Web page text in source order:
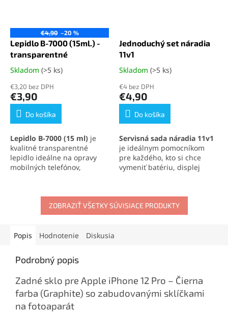
€4,90 –20 %
Lepidlo B-7000 (15ml.) -
transparentné
Priemerné
produktu
je
5,0
hviezdičiek.
Skladom (>5 ks)
€3,20 bez DPH
€3,90
Do košíka
Lepidlo B-7000 (15 ml) je
kvalitné transparentné
lepidlo ideálne na opravy
mobilných telefónov,
no pružný spoj, ktorý
odoláva otrasom, vode aj
oderu. Vďaka presnej
jednoducho nanáša aj na
Jednoduchý set náradia
11v1
Priemerné
produktu
je
5,0
hviezdičiek.
Skladom (>5 ks)
€4 bez DPH
€4,90
Do košíka
Servisná sada náradia 11v1
je ideálnym pomocníkom
pre každého, kto si chce
vymeniť batériu, displej
Obsahuje skrutkovače,
otváracie nástroje, prísavku
aj vyberač SIM karty. Vďaka
ZOBRAZIŤ VŠETKY SÚVISIACE PRODUKTY
Popis Hodnotenie Diskusia
Podrobný popis
Zadné sklo pre Apple iPhone 12 Pro – Čierna
farba (Graphite) so zabudovanými sklíčkami
na fotoaparát